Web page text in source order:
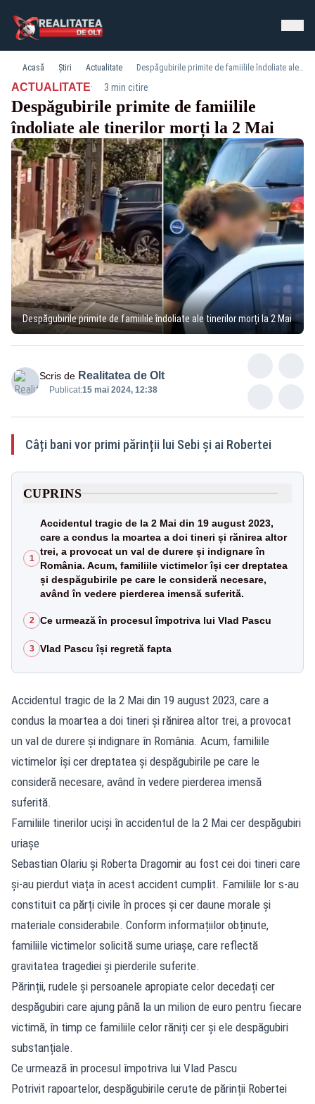
Acasă Știri Actualitate Despăgubirile primite de famiilile îndoliate ale tinerilor morți la 2 Mai
ACTUALITATE· 3 min citire
Despăgubirile primite de famiilile
îndoliate ale tinerilor morți la 2 Mai
Despăgubirile primite de famiilile îndoliate ale tinerilor morți la 2 Mai
Scris de Realitatea de Olt
Publicat:15 mai 2024, 12:38
Câți bani vor primi părinții lui Sebi și ai Robertei
CUPRINS
1
Accidentul tragic de la 2 Mai din 19 august 2023,
care a condus la moartea a doi tineri și rănirea altor
trei, a provocat un val de durere și indignare în
România. Acum, familiile victimelor își cer dreptatea
și despăgubirile pe care le consideră necesare,
având în vedere pierderea imensă suferită.
2 Ce urmează în procesul împotriva lui Vlad Pascu
3 Vlad Pascu își regretă fapta
Accidentul tragic de la 2 Mai din 19 august 2023, care a
condus la moartea a doi tineri și rănirea altor trei, a provocat
un val de durere și indignare în România. Acum, familiile
victimelor își cer dreptatea și despăgubirile pe care le
consideră necesare, având în vedere pierderea imensă
suferită.
Familiile tinerilor uciși în accidentul de la 2 Mai cer despăgubiri
uriașe
Sebastian Olariu și Roberta Dragomir au fost cei doi tineri care
și-au pierdut viața în acest accident cumplit. Familiile lor s-au
constituit ca părți civile în proces și cer daune morale și
materiale considerabile. Conform informațiilor obținute,
familiile victimelor solicită sume uriașe, care reflectă
gravitatea tragediei și pierderile suferite.
Părinții, rudele și persoanele apropiate celor decedați cer
despăgubiri care ajung până la un milion de euro pentru fiecare
victimă, în timp ce familiile celor răniți cer și ele despăgubiri
substanțiale.
Ce urmează în procesul împotriva lui Vlad Pascu
Potrivit rapoartelor, despăgubirile cerute de părinții Robertei